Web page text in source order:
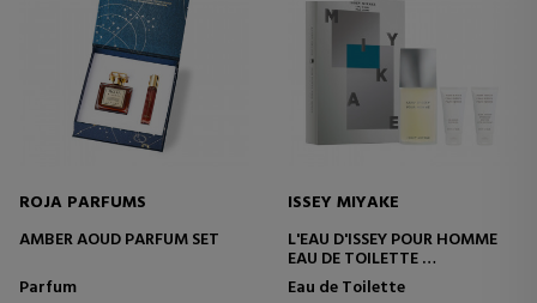
ROJA PARFUMS
AMBER AOUD PARFUM SET
Parfum
ISSEY MIYAKE
L'EAU D'ISSEY POUR HOMME
EAU DE TOILETTE
SET
Eau de Toilette